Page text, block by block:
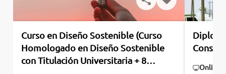
Curso en Diseño Sostenible (Curso
Homologado en Diseño Sostenible
con Titulación Universitaria + 8
Online